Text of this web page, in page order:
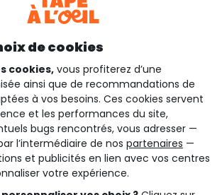
?
de cookies
cookies, vous profiterez d’une
ainsi que de recommandations de
à vos besoins. Ces cookies servent
et les performances du site,
bugs rencontrés, vous adresser —
l’intermédiaire de nos partenaires —
et publicités en lien avec vos centres
votre expérience.